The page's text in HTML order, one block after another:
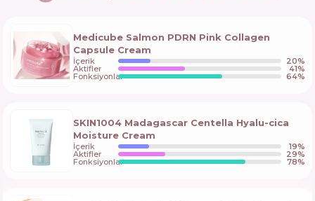
Medicube Salmon PDRN Pink Collagen
Capsule Cream
İçerik 20%
Aktifler 41%
Fonksiyonlar 64%
SKIN1004 Madagascar Centella Hyalu-cica
Moisture Cream
İçerik 19%
Aktifler 29%
Fonksiyonlar 78%